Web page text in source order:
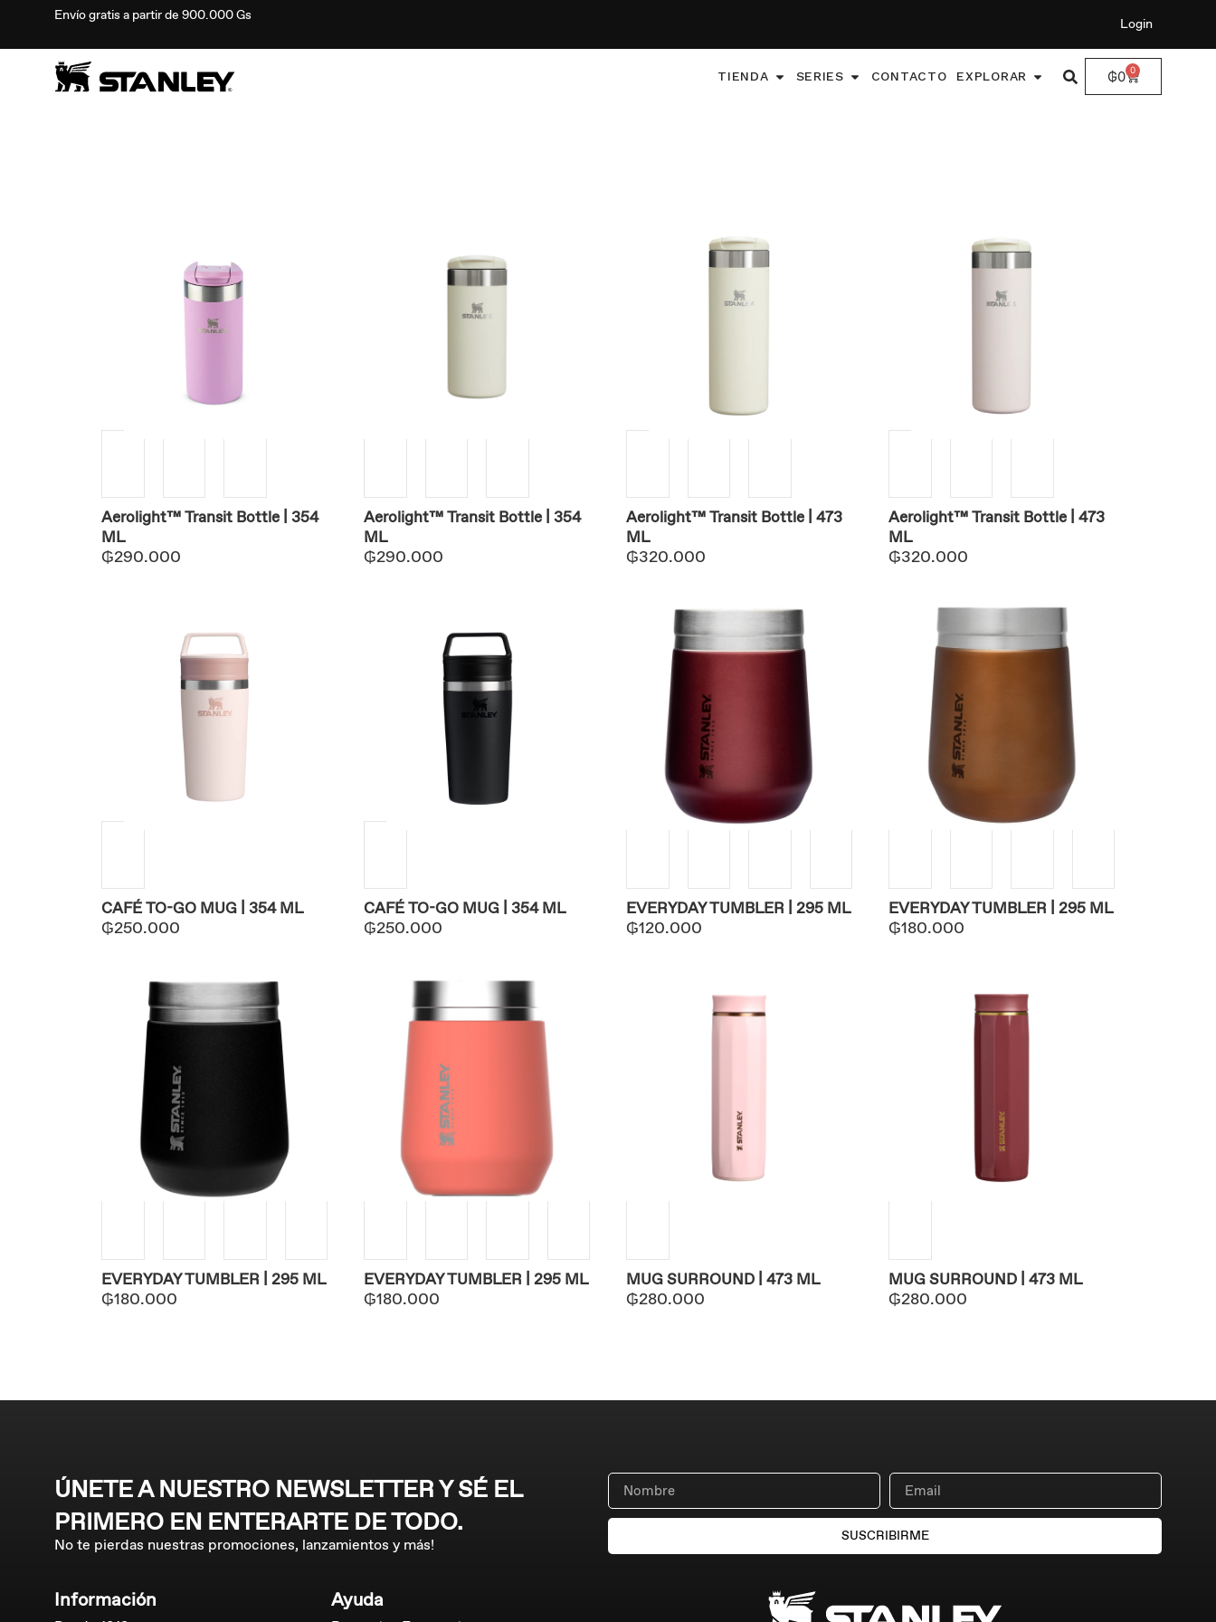
Envío gratis a partir de 900.000 Gs
Login
TIENDA SERIES CONTACTO EXPLORAR ₲0 0
Aerolight™ Transit Bottle | 354
ML
₲290.000
Aerolight™ Transit Bottle | 354
ML
₲290.000
Aerolight™ Transit Bottle | 473
ML
₲320.000
Aerolight™ Transit Bottle | 473
ML
₲320.000
CAFÉ TO-GO MUG | 354 ML
₲250.000
CAFÉ TO-GO MUG | 354 ML
₲250.000
EVERYDAY TUMBLER | 295 ML
₲120.000
EVERYDAY TUMBLER | 295 ML
₲180.000
EVERYDAY TUMBLER | 295 ML
₲180.000
EVERYDAY TUMBLER | 295 ML
₲180.000
MUG SURROUND | 473 ML
₲280.000
MUG SURROUND | 473 ML
₲280.000
ÚNETE A NUESTRO NEWSLETTER Y SÉ EL
PRIMERO EN ENTERARTE DE TODO.
No te pierdas nuestras promociones, lanzamientos y más!
SUSCRIBIRME
Información Ayuda